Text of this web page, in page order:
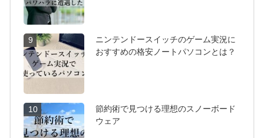
9
ニンテンドースイッチのゲーム実況に
おすすめの格安ノートパソコンとは？
10
節約術で見つける理想のスノーボード
ウェア